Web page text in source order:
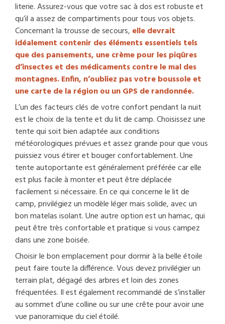
literie. Assurez-vous que votre sac à dos est robuste et
qu’il a assez de compartiments pour tous vos objets.
Concernant la trousse de secours, elle devrait
idéalement contenir des éléments essentiels tels
que des pansements, une crème pour les piqûres
d’insectes et des médicaments contre le mal des
montagnes. Enfin, n’oubliez pas votre boussole et
une carte de la région ou unGPS de randonnée.
L’un des facteurs clés de votre confort pendant la nuit
est le choix de la tente et du lit de camp. Choisissez une
tente qui soit bien adaptée aux conditions
météorologiques prévues et assez grande pour que vous
puissiez vous étirer et bouger confortablement. Une
tente autoportante est généralement préférée car elle
est plus facile à monter et peut être déplacée
facilement si nécessaire. En ce qui concerne le lit de
camp, privilégiez un modèle léger mais solide, avec un
bon matelas isolant. Une autre option est un hamac, qui
peut être très confortable et pratique si vous campez
dans une zone boisée.
Choisir le bon emplacement pour dormir à la belle étoile
peut faire toute la différence. Vous devez privilégier un
terrain plat, dégagé des arbres et loin des zones
fréquentées. Il est également recommandé de s’installer
au sommet d’une colline ou sur une crête pour avoir une
vue panoramique du ciel étoilé.